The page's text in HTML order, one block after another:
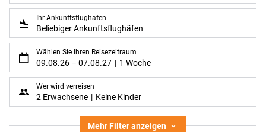
Ihr Ankunftsflughafen
Beliebiger Ankunftsflughäfen
Wählen Sie Ihren Reisezeitraum
09.08.26 – 07.08.27 1 Woche
Wer wird verreisen
2 Erwachsene Keine Kinder
Mehr Filter anzeigen